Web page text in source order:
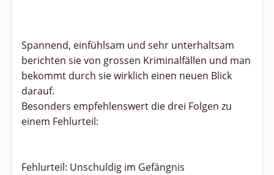
Spannend, einfühlsam und sehr unterhaltsam
berichten sie von grossen Kriminalfällen und man
bekommt durch sie wirklich einen neuen Blick
darauf.
Besonders empfehlenswert die drei Folgen zu
einem Fehlurteil:
Fehlurteil: Unschuldig im Gefängnis